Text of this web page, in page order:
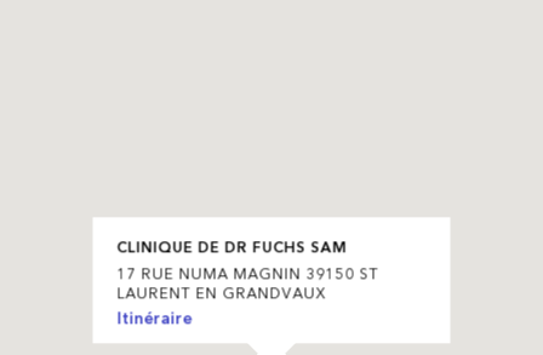
CLINIQUE DE DR FUCHS SAM
17 RUE NUMA MAGNIN 39150 ST
LAURENT EN GRANDVAUX
Itinéraire